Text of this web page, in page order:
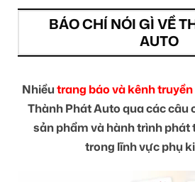
BÁO CHÍ NÓI GÌ VỀ
AUTO
Nhiềutrang báo và kênh
Thành Phát Auto qua các câu
sản phẩm và hành trình phát
trong lĩnh vực phụ